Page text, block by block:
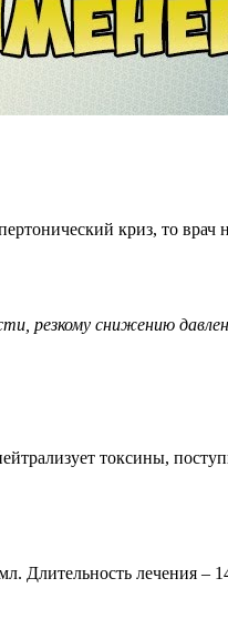
криз, то врач
резкому снижению
токсины,
Длительность лечения –